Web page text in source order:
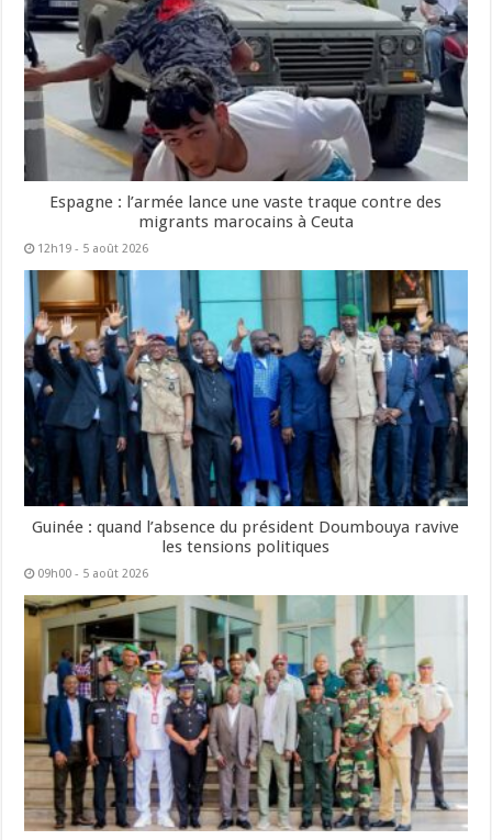
Espagne : l’armée lance une vaste traque contre des
migrants marocains à Ceuta
12h19 - 5 août 2026
Guinée : quand l’absence du président Doumbouya ravive
les tensions politiques
09h00 - 5 août 2026